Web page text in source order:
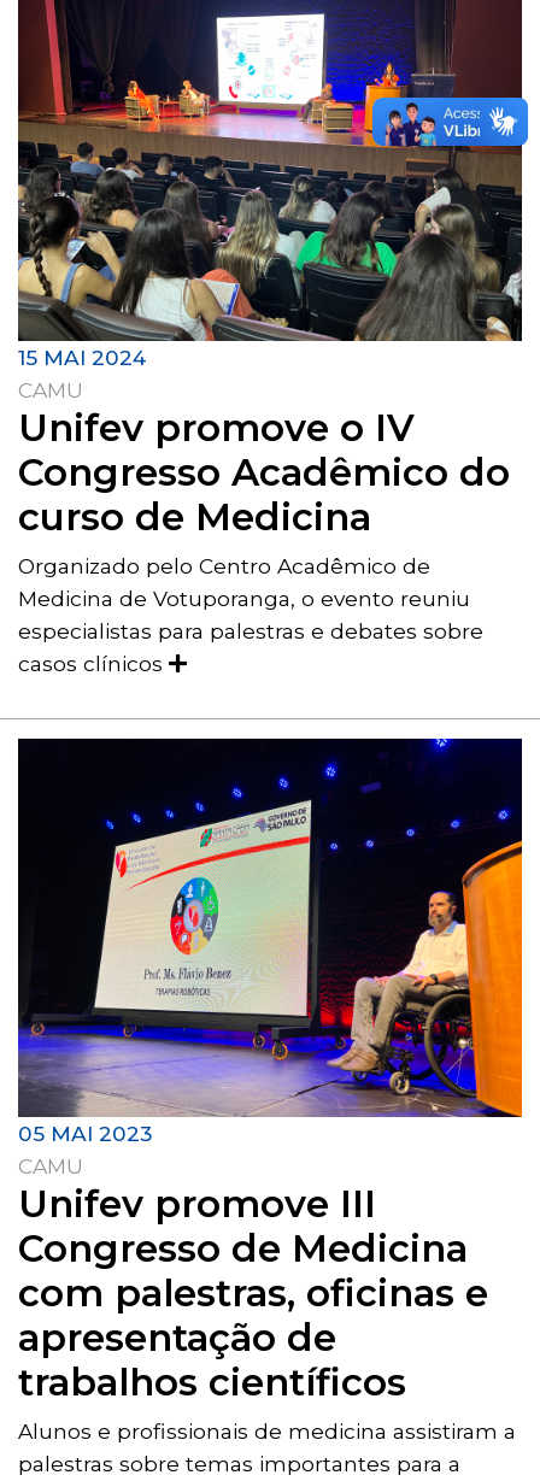
15 MAI 2024
CAMU
Unifev promove o IV
Congresso Acadêmico do
curso de Medicina
Organizado pelo Centro Acadêmico de
Medicina de Votuporanga, o evento reuniu
especialistas para palestras e debates sobre
casos clínicos
05 MAI 2023
CAMU
Unifev promove III
Congresso de Medicina
com palestras, oficinas e
apresentação de
trabalhos científicos
Alunos e profissionais de medicina assistiram a
palestras sobre temas importantes para a